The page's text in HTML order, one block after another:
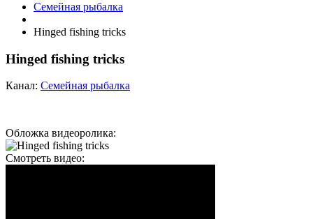
Семейная рыбалка
Hinged fishing tricks
Hinged fishing tricks
Канал: Семейная рыбалка
Обложка видеоролика:
Смотреть видео: